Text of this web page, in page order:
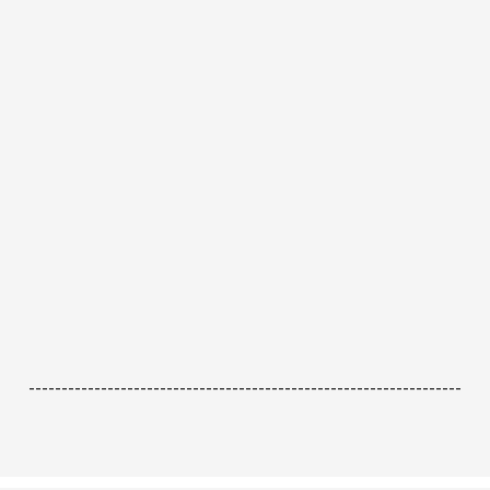
------------------------------------------------------------------